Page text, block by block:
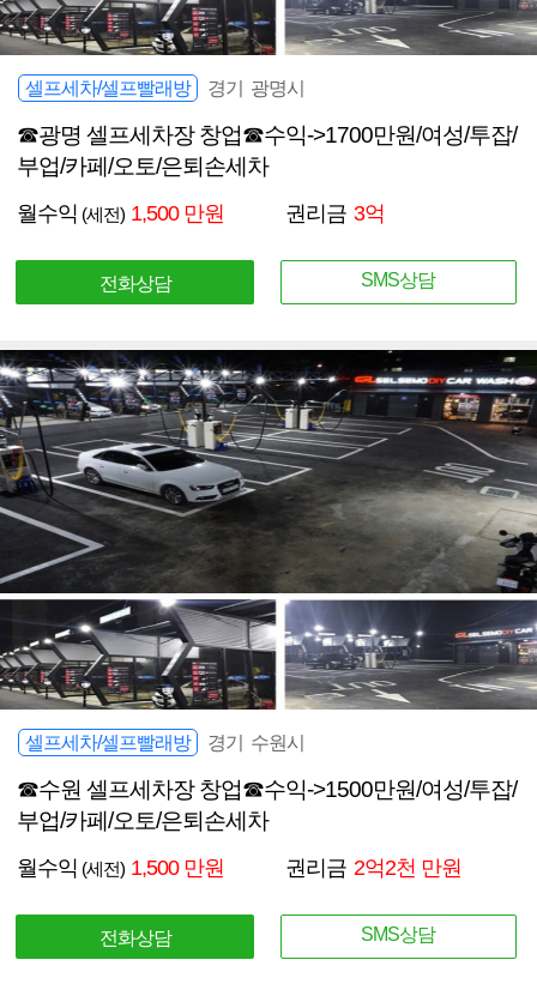
셀프세차/셀프빨래방 경기 광명시
☎광명 셀프세차장 창업☎수익->1700만원/여성/투잡/
부업/카페/오토/은퇴손세차
월수익 (세전) 1,500 만원 권리금 3억
전화상담 SMS상담
셀프세차/셀프빨래방 경기 수원시
☎수원 셀프세차장 창업☎수익->1500만원/여성/투잡/
부업/카페/오토/은퇴손세차
월수익 (세전) 1,500 만원 권리금 2억2천 만원
전화상담 SMS상담